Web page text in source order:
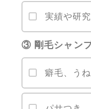
実績や研
③ 剛毛シャン
癖毛、う